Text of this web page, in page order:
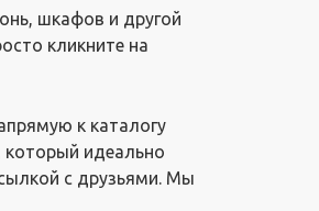
шкафов и другой
кликните на
к каталогу
который идеально
с друзьями. Мы